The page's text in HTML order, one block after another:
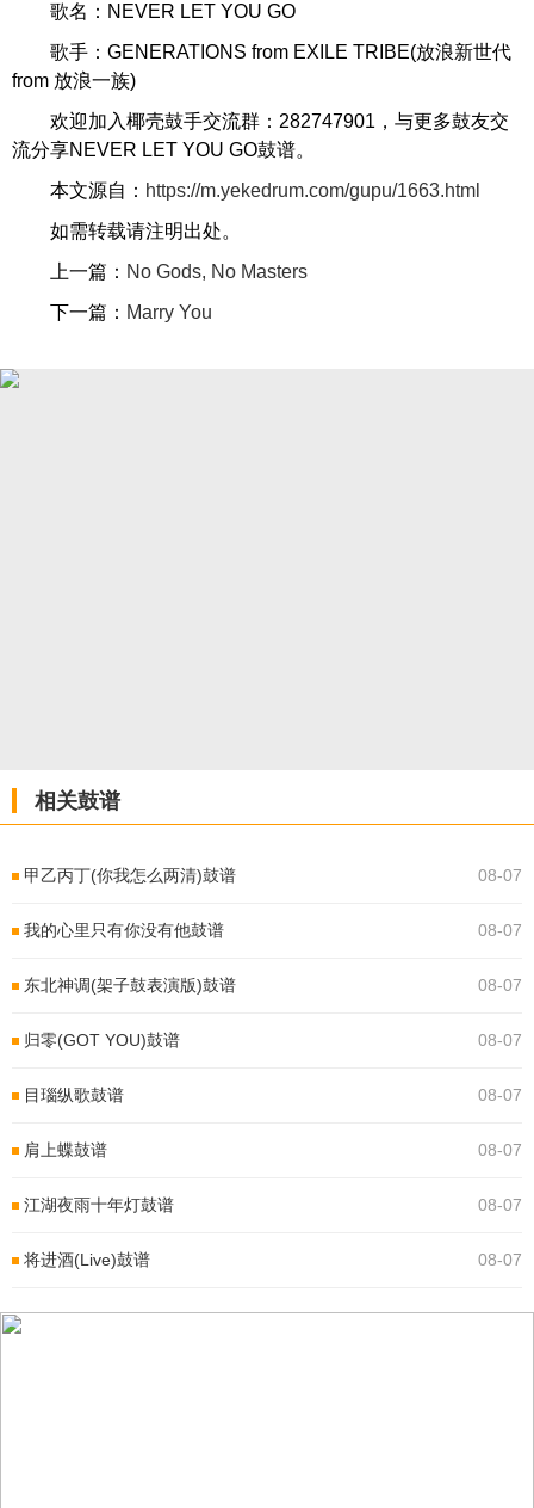
歌名：NEVER LET YOU GO
歌手：GENERATIONS from EXILE TRIBE(放浪新世代
from 放浪一族)
欢迎加入椰壳鼓手交流群：282747901，与更多鼓友交
流分享NEVER LET YOU GO鼓谱。
本文源自： https://m.yekedrum.com/gupu/1663.html
如需转载请注明出处。
上一篇： No Gods, No Masters
下一篇： Marry You
相关鼓谱
甲乙丙丁(你我怎么两清)鼓谱 08-07
我的心里只有你没有他鼓谱 08-07
东北神调(架子鼓表演版)鼓谱 08-07
归零(GOT YOU)鼓谱 08-07
目瑙纵歌鼓谱 08-07
肩上蝶鼓谱 08-07
江湖夜雨十年灯鼓谱 08-07
将进酒(Live)鼓谱 08-07